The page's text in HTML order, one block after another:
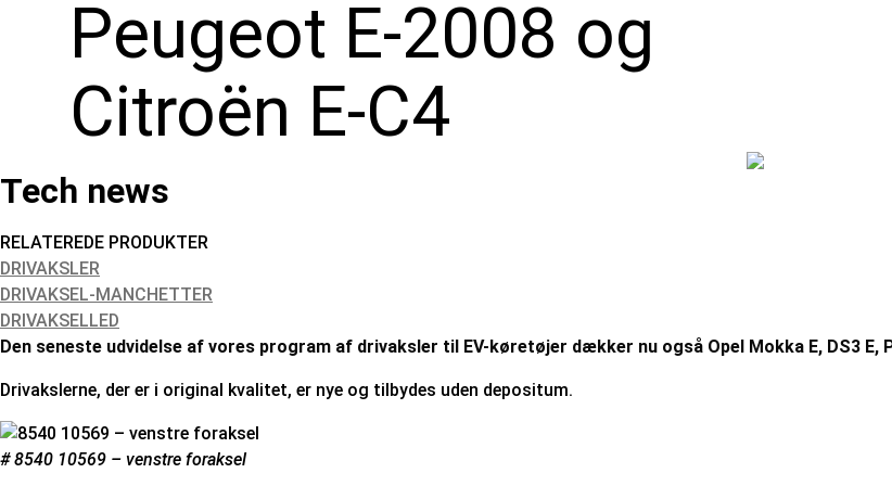
Peugeot E-2008 og
Citroën E-C4
Tech news
RELATEREDE PRODUKTER
DRIVAKSLER
DRIVAKSEL-MANCHETTER
DRIVAKSELLED
Den seneste udvidelse af vores program af drivaksler til EV-køretøjer dækker nu også Opel Mokka E, DS3 E,
Drivakslerne, der er i original kvalitet, er nye og tilbydes uden depositum.
# 8540 10569 – venstre foraksel